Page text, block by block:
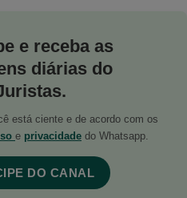
e receba as
diárias do
está ciente e de acordo com os
e privacidade do Whatsapp.
DO CANAL